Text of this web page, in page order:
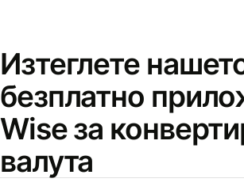
Изтеглете
безплатно
Wise за
валута